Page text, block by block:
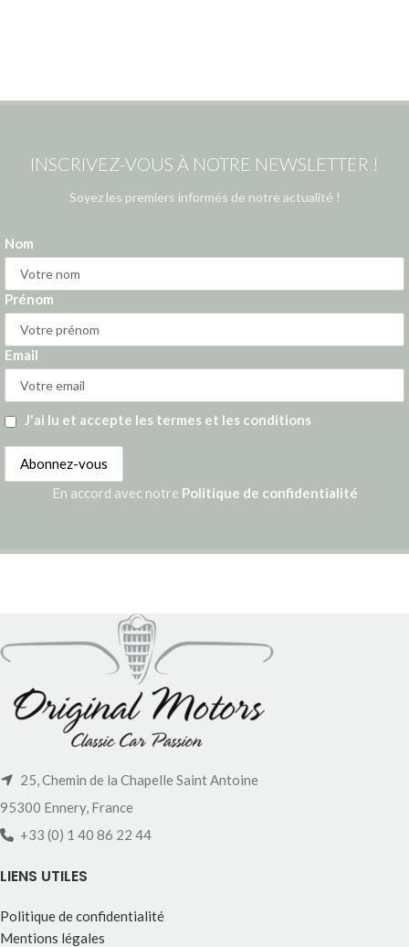
INSCRIVEZ-VOUS À NOTRE NEWSLETTER !
Soyez les premiers informés de notre actualité !
Nom
Prénom
Email
J'ai lu et accepte les termes et les conditions
En accord avec notre Politique de confidentialité
25, Chemin de la Chapelle Saint Antoine
95300 Ennery, France
+33 (0) 1 40 86 22 44
LIENS UTILES
Politique de confidentialité
Mentions légales